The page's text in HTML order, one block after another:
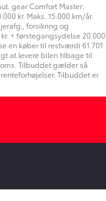
gear Comfort Master:
kr. Maks. 15.000 km/år.
forsikring og
+ førstegangsydelse 20.000
en køber til restværdi 61.701
at levere bilen tilbage til
Tilbuddet gælder så
Tilbuddet er